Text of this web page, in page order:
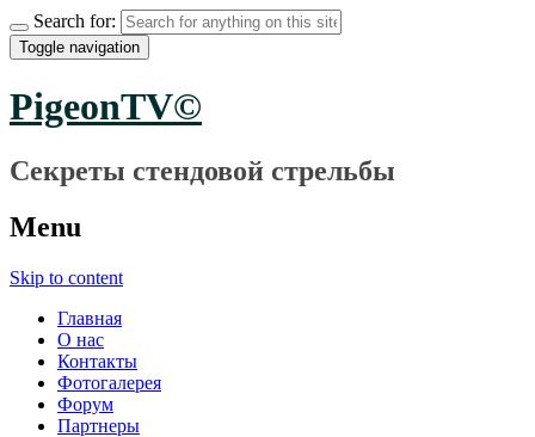
Search for:
Toggle navigation
PigeonTV©
Секреты стендовой стрельбы
Menu
Skip to content
Главная
О нас
Контакты
Фотогалерея
Форум
Партнеры